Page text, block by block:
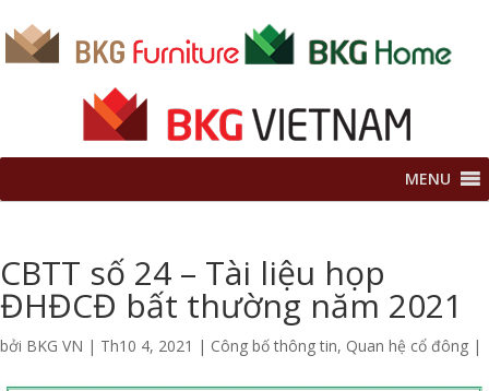
MENU
CBTT số 24 – Tài liệu họp
ĐHĐCĐ bất thường năm 2021
bởi BKG VN | Th10 4, 2021 | Công bố thông tin, Quan hệ cổ đông |